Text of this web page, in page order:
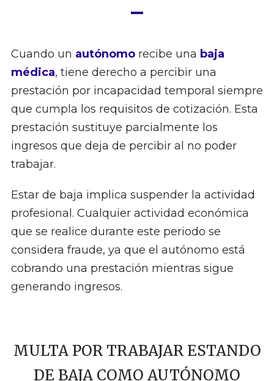
Cuando un autónomorecibe una baja
médica, tiene derecho a percibir una
prestación por incapacidad temporal siempre
que cumpla los requisitos de cotización. Esta
prestación sustituye parcialmente los
ingresos que deja de percibir al no poder
trabajar.
Estar de baja implica suspender la actividad
profesional. Cualquier actividad económica
que se realice durante este periodo se
considera fraude, ya que el autónomo está
cobrando una prestación mientras sigue
generando ingresos.
MULTA POR TRABAJAR ESTANDO
DE BAJA COMO AUTÓNOMO